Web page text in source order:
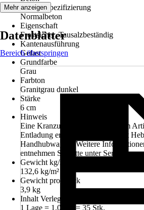
Materialspezifizierung
Normalbeton
Eigenschaft
Frostsicher, Tausalzbeständig
Kantenausführung
Gefast
Grundfarbe
Grau
Farbton
Granitgrau dunkel
Stärke
6 cm
Hinweis
Eine Kranzustellung ist bei diesem
Entladung erfolgt durch LKW mit
Handhubwagen! Weitere
entnehmen Sie bitte unter Services.
Gewicht kg/m²
132,6 kg/m²
Gewicht pro Stück
3,9 kg
Inhalt Verlegeeinheit
1 Lage = 1,03m² = 35 Stk.
Mehr anzeigen
Datenblätter
Bereich überspringen